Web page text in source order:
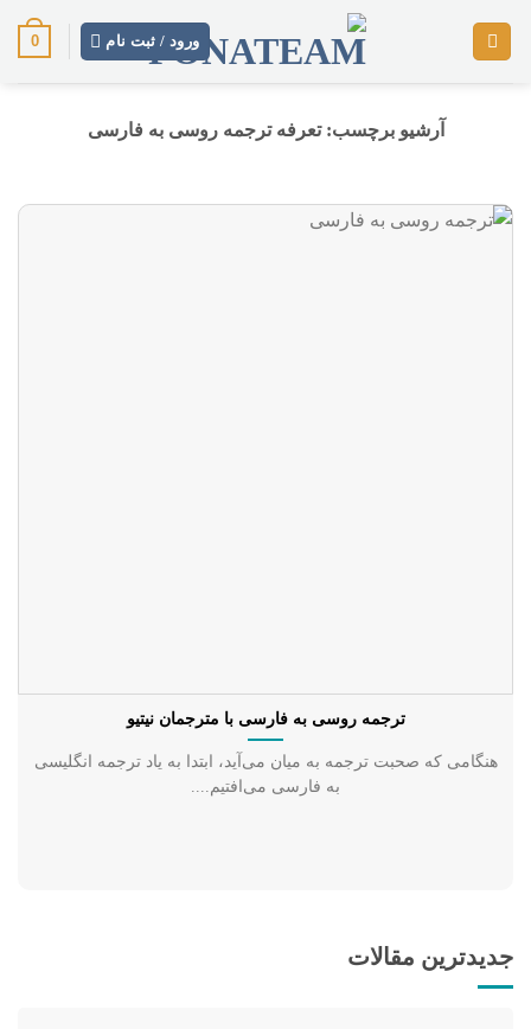
ورود / ثبت نام 0
آرشیو برچسب:تعرفه ترجمه روسی به فارسی
جدیدترین مقالات
ترجمه روسی به فارسی با مترجمان نیتیو
هنگامی که صحبت ترجمه به میان می‌آید، ابتدا به یاد ترجمه انگلیسی
به فارسی می‌افتیم....